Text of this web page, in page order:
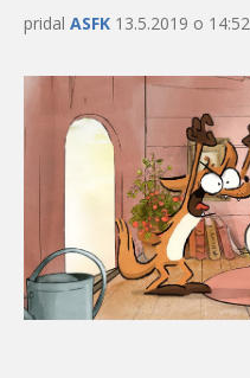
pridal ASFK 13.5.2019 o 14:52